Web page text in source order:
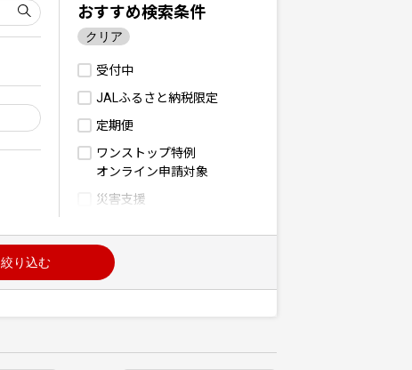
おすすめ検索条件
クリア
受付中
JALふるさと納税限定
定期便
ワンストップ特例
オンライン申請対象
災害支援
絞り込む